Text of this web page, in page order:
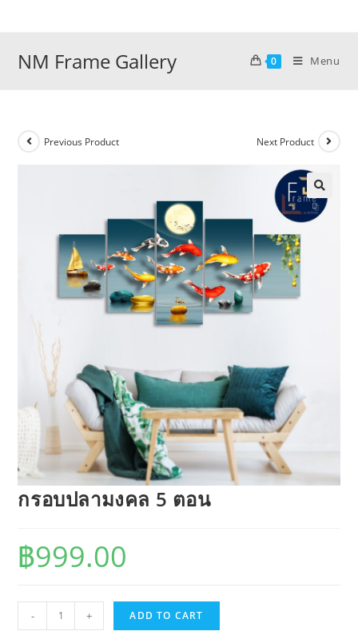
NM Frame Gallery 0 Menu
Previous Product Next Product
กรอบปลามงคล 5 ตอน
฿999.00
ปลา
- + ADD TO CART